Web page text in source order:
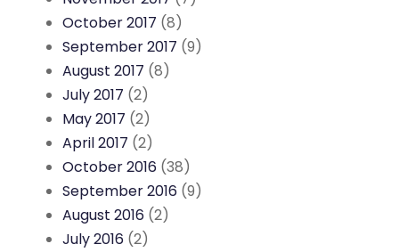
October 2017 (8)
September 2017 (9)
August 2017 (8)
July 2017 (2)
May 2017 (2)
April 2017 (2)
October 2016 (38)
September 2016 (9)
August 2016 (2)
July 2016 (2)